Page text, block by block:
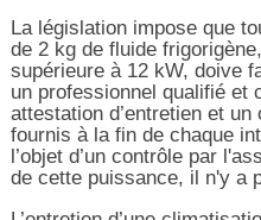
La législation impose que
de 2 kg de fluide
supérieure à 12 kW, doive
un professionnel qualifié et
attestation d’entretien et
fournis à la fin de chaque
l’objet d’un contrôle par
de cette puissance, il n'y a